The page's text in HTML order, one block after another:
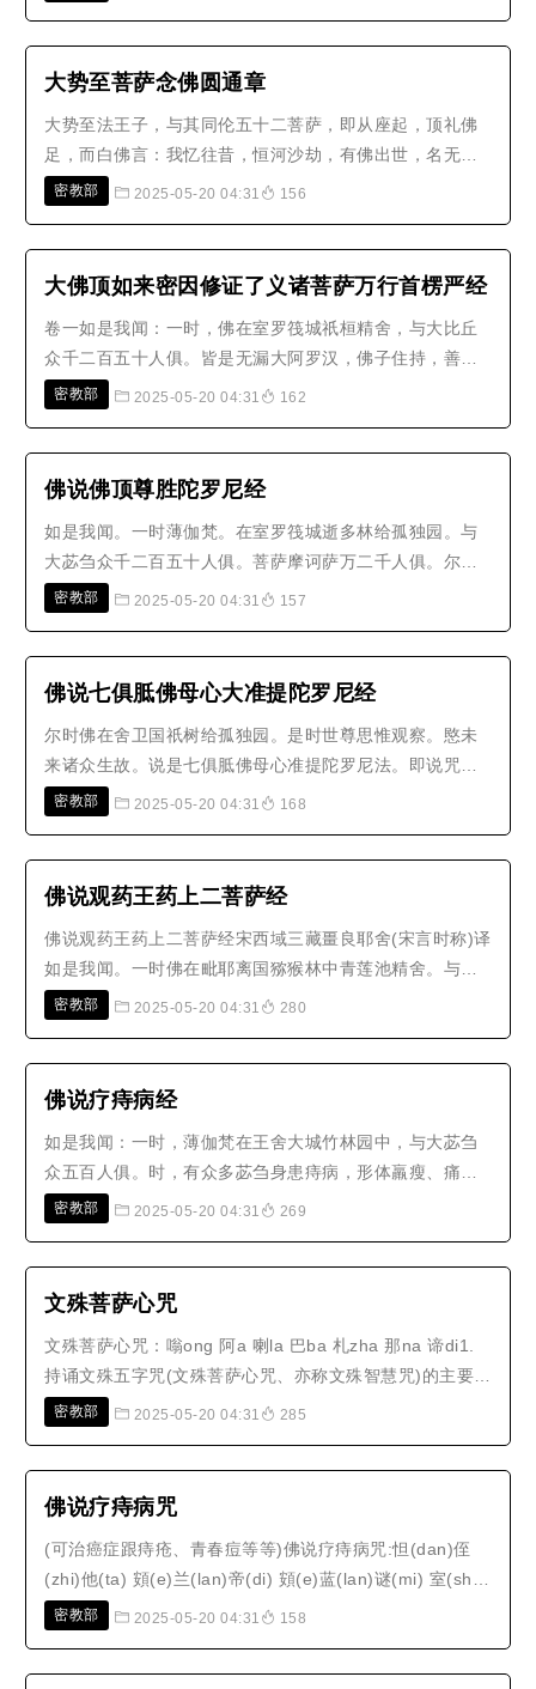
啰(la)伐(fa)底(di)震(zh..
大势至菩萨念佛圆通章
大势至法王子，与其同伦五十二菩萨，即从座起，顶礼佛
足，而白佛言：我忆往昔，恒河沙劫，有佛出世，名无量
光；十二如来，相继一劫。其最后佛，名超日月光；彼佛
乃至从生至生，同于形影，不相乖..
密教部 2025-05-20 04:31 156
大佛顶如来密因修证了义诸菩萨万行首楞严经
卷一如是我闻：一时，佛在室罗筏城祇桓精舍，与大比丘
众千二百五十人俱。皆是无漏大阿罗汉，佛子住持，善超
诸有，能于国土成就威仪，从佛转轮，妙堪遗嘱，严净毗
楼那弥多罗尼子、须菩提、优波尼沙..
密教部 2025-05-20 04:31 162
佛说佛顶尊胜陀罗尼经
如是我闻。一时薄伽梵。在室罗筏城逝多林给孤独园。与
大苾刍众千二百五十人俱。菩萨摩诃萨万二千人俱。尔时
三十三天善法堂会。有一天子名曰善住。与诸大天并诸天
后七日决欲命终。于此没后生赡部..
密教部 2025-05-20 04:31 157
佛说七俱胝佛母心大准提陀罗尼经
尔时佛在舍卫国祇树给孤独园。是时世尊思惟观察。愍未
来诸众生故。说是七俱胝佛母心准提陀罗尼法。即说咒
曰。南谟飒哆南(一)三藐三勃陀俱胝南(二)怛姪他(三)唵折
间等。一切诸罪皆悉消灭。所在..
密教部 2025-05-20 04:31 168
佛说观药王药上二菩萨经
佛说观药王药上二菩萨经宋西域三藏畺良耶舍(宋言时称)译
如是我闻。一时佛在毗耶离国猕猴林中青莲池精舍。与大
比丘众千二百五十人俱。尊者摩诃迦叶。尊者舍利弗。尊
萨。寂音菩萨。宝德菩萨。慧..
密教部 2025-05-20 04:31 280
佛说疗痔病经
如是我闻：一时，薄伽梵在王舍大城竹林园中，与大苾刍
众五百人俱。时，有众多苾刍身患痔病，形体羸瘦、痛苦
萦缠，于日夜中，极受忧恼。时，具寿阿难陀见是事已，
极受忧恼。世尊！此诸痔病，云何..
密教部 2025-05-20 04:31 269
文殊菩萨心咒
文殊菩萨心咒：嗡ong 阿a 喇la 巴ba 札zha 那na 谛di1.
持诵文殊五字咒(文殊菩萨心咒、亦称文殊智慧咒)的主要功
德，据佛经记载为：罪障消灭，获无尽辩才，所求世间，
字亦皆平等，速得成就摩诃般若..
密教部 2025-05-20 04:31 285
佛说疗痔病咒
(可治癌症跟痔疮、青春痘等等)佛说疗痔病咒:怛(dan)侄
(zhi)他(ta) 頞(e)兰(lan)帝(di) 頞(e)蓝(lan)谜(mi) 室(shi)
利(li)鞞(pi)室(shi)里(li)室(shi)里(li) 磨(mo)羯(jie)失(shi)
密教部 2025-05-20 04:31 158